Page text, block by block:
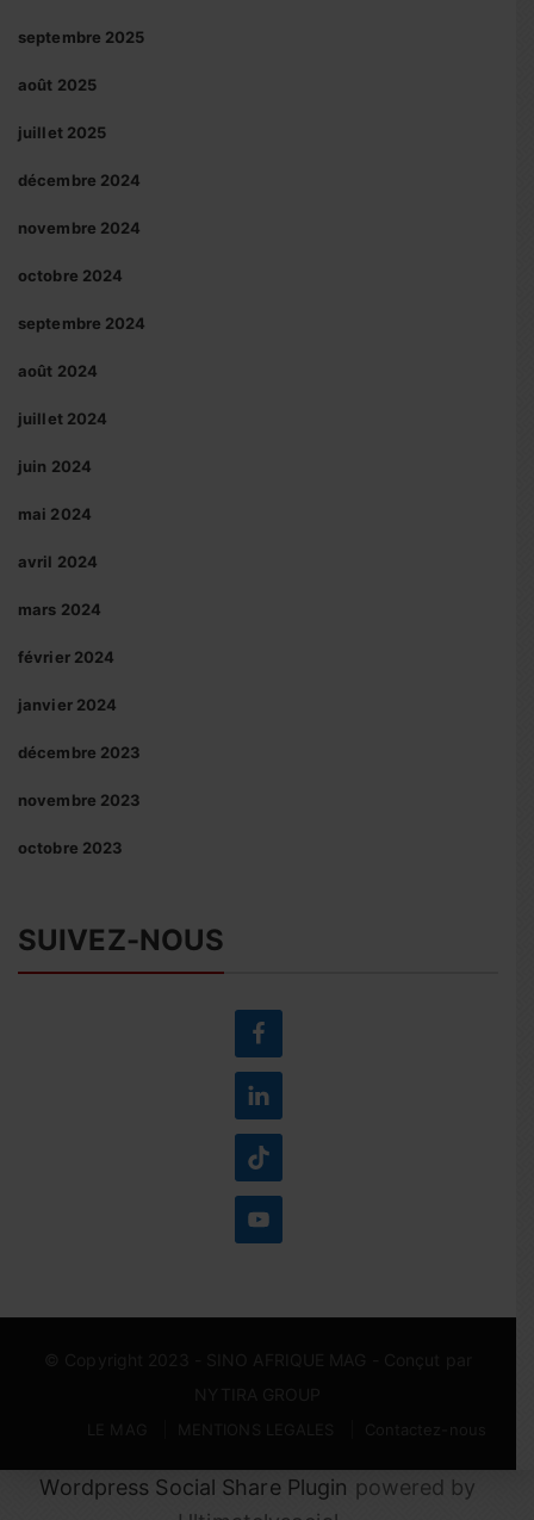
septembre 2025
août 2025
juillet 2025
décembre 2024
novembre 2024
octobre 2024
septembre 2024
août 2024
juillet 2024
juin 2024
mai 2024
avril 2024
mars 2024
février 2024
janvier 2024
décembre 2023
novembre 2023
octobre 2023
SUIVEZ-NOUS
Wordpress Social Share Plugin powered by